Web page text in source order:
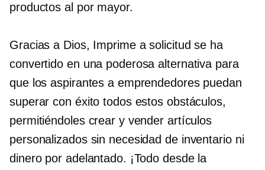
productos al por mayor.
Gracias a Dios, Imprime a solicitud se ha
convertido en una poderosa alternativa para
que los aspirantes a emprendedores puedan
superar con éxito todos estos obstáculos,
permitiéndoles crear y vender artículos
personalizados sin necesidad de inventario ni
dinero por adelantado. ¡Todo desde la